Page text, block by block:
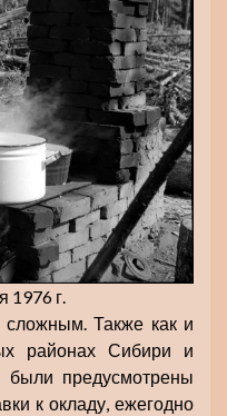
1976 г.
Также как и
районах Сибири и
были предусмотрены
к окладу, ежегодно